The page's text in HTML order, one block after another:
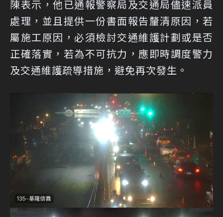
陳表示，他已通報警察局及交通局儘速派員
處理，並且提供一份書面報告釐清原因，若
屬施工原因，必須檢討交通維護計劃或是否
正確落實，若為不可抗力，應即時調度警力
及交通維護疏導措施，避免再次發生。